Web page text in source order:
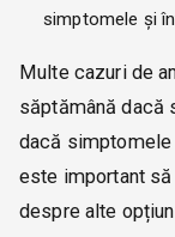
simptomele și
Multe cazuri de
săptămână dacă
dacă simptomele
este important
despre alte